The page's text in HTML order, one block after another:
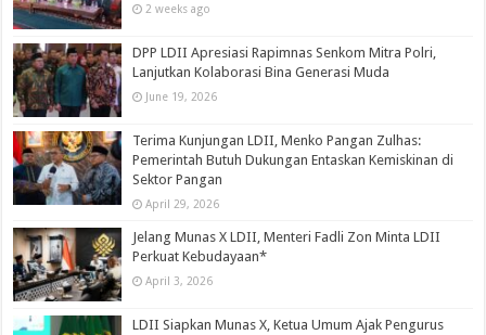
2 weeks ago
DPP LDII Apresiasi Rapimnas Senkom Mitra Polri,
Lanjutkan Kolaborasi Bina Generasi Muda
June 19, 2026
Terima Kunjungan LDII, Menko Pangan Zulhas:
Pemerintah Butuh Dukungan Entaskan Kemiskinan di
Sektor Pangan
April 29, 2026
Jelang Munas X LDII, Menteri Fadli Zon Minta LDII
Perkuat Kebudayaan*
April 3, 2026
LDII Siapkan Munas X, Ketua Umum Ajak Pengurus